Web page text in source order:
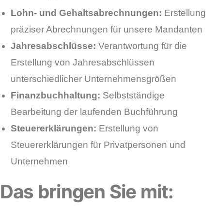
Lohn- und Gehaltsabrechnungen: Erstellung
präziser Abrechnungen für unsere Mandanten
Jahresabschlüsse: Verantwortung für die
Erstellung von Jahresabschlüssen
unterschiedlicher Unternehmensgrößen
Finanzbuchhaltung: Selbstständige
Bearbeitung der laufenden Buchführung
Steuererklärungen: Erstellung von
Steuererklärungen für Privatpersonen und
Unternehmen
Das bringen Sie mit: